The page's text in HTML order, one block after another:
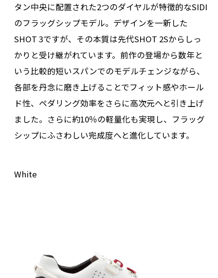
タン中央に配置された2つのダイヤルが特徴的なSIDI
のフラッグシップモデル。デザインを一新した
SHOT 3ですが、その本質は先代SHOT 2Sからしっ
かりと受け継がれています。前作の登場から数年と
いう比較的短いスパンでのモデルチェンジながら、
各部を丹念に磨き上げることでフィット感やホール
ド性、ペダリング効率をさらに高次元へと引き上げ
ました。さらに約10％の軽量化も実現し、フラッグ
シップにふさわしい完成度へと進化しています。
White